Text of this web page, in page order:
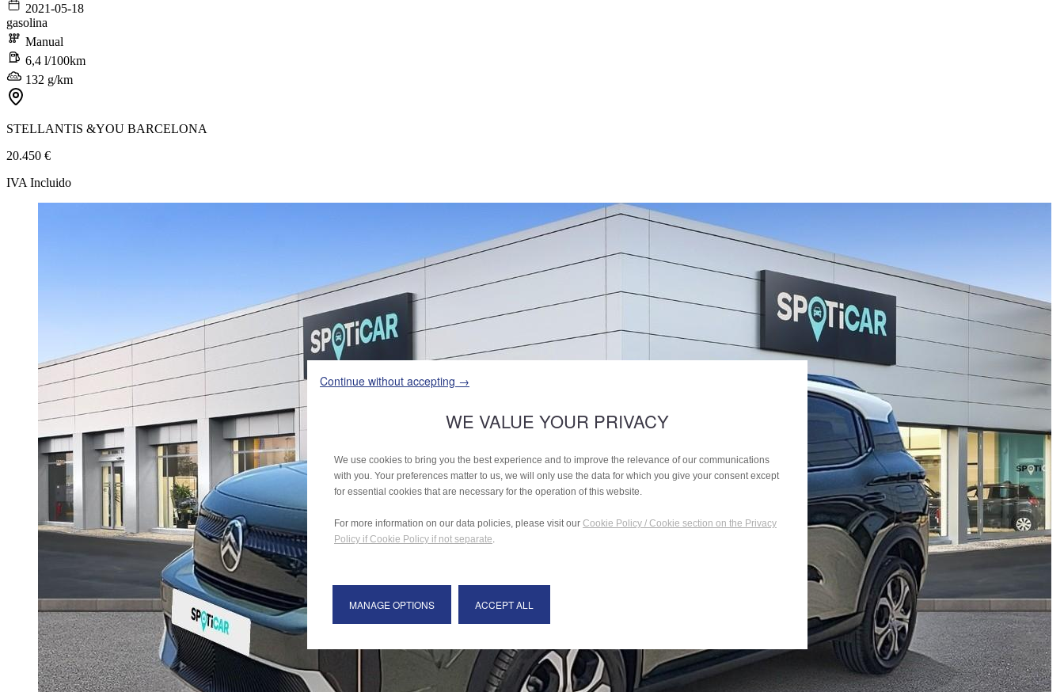
2021-05-18
gasolina
Manual
6,4 l/100km
132 g/km
STELLANTIS &YOU BARCELONA
20.450 €
IVA Incluido
Continue without accepting →
WE VALUE YOUR PRIVACY
We use cookies to bring you the best experience and to improve the relevance of our communications
with you. Your preferences matter to us, we will only use the data for which you give your consent except
for essential cookies that are necessary for the operation of this website.
For more information on our data policies, please visit our Cookie Policy / Cookie section on the Privacy
Policy if Cookie Policy if not separate.
MANAGE OPTIONS ACCEPT ALL